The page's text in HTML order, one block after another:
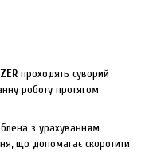
проходять суворий
роботу протягом
з урахуванням
що допомагає скоротити